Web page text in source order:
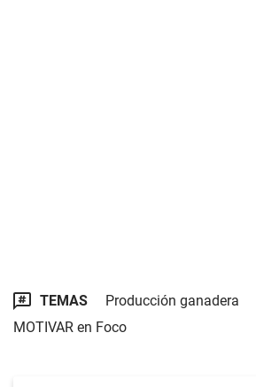
TEMAS Producción ganadera
MOTIVAR en Foco